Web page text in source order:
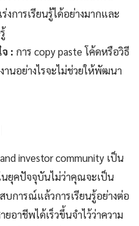
การเรียนรู้ได้อย่างมากและ
: การ copy paste โค้ดหรือวิธี
านอย่างไรจะไม่ช่วยให้พัฒนา
investor community เป็น
ยุคปัจจุบันไม่ว่าคุณจะเป็น
การณ์แล้วการเรียนรู้อย่างต่อ
อาชีพได้เร็วขึ้นจำไว้ว่าความ